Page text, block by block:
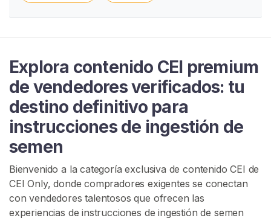
Explora contenido CEI premium
de vendedores verificados: tu
destino definitivo para
instrucciones de ingestión de
semen
Bienvenido a la categoría exclusiva de contenido CEI de
CEI Only, donde compradores exigentes se conectan
con vendedores talentosos que ofrecen las
experiencias de instrucciones de ingestión de semen
n
i
E
p
o
r
a
r